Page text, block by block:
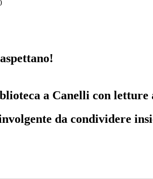
a Canelli con letture
da condividere